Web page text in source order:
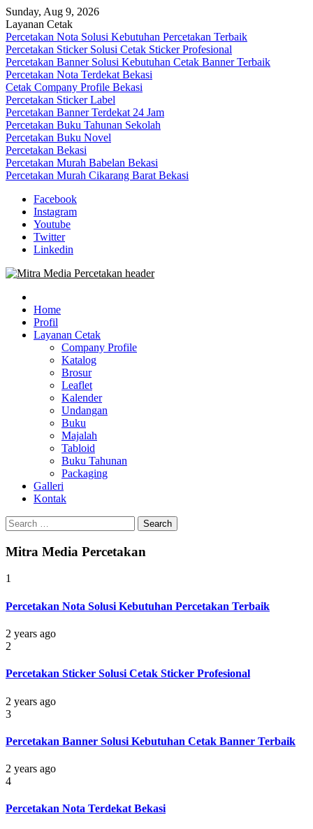
Skip
to
content
Sunday, Aug 9, 2026
Layanan Cetak
Percetakan Nota Solusi Kebutuhan Percetakan Terbaik
Percetakan Sticker Solusi Cetak Sticker Profesional
Percetakan Banner Solusi Kebutuhan Cetak Banner Terbaik
Percetakan Nota Terdekat Bekasi
Cetak Company Profile Bekasi
Percetakan Sticker Label
Percetakan Banner Terdekat 24 Jam
Percetakan Buku Tahunan Sekolah
Percetakan Buku Novel
Percetakan Bekasi
Percetakan Murah Babelan Bekasi
Percetakan Murah Cikarang Barat Bekasi
Facebook
Instagram
Youtube
Twitter
Linkedin
Mitra Media Percetakan Bekasi
0813-1670-6191
0813-1670-6191 (Call/WA) Perusahaan Tempat Alamat Jasa Pusat
Percetakan Bekasi Barat Timur Utara Selatan Murah 24 Jam
Home
Profil
Layanan Cetak
Company Profile
Katalog
Brosur
Leaflet
Kalender
Undangan
Buku
Majalah
Tabloid
Buku Tahunan
Packaging
Galleri
Kontak
Search
for:
Mitra Media Percetakan
1
Percetakan Nota Solusi Kebutuhan Percetakan Terbaik
2 years ago
2
Percetakan Sticker Solusi Cetak Sticker Profesional
2 years ago
3
Percetakan Banner Solusi Kebutuhan Cetak Banner Terbaik
2 years ago
4
Percetakan Nota Terdekat Bekasi